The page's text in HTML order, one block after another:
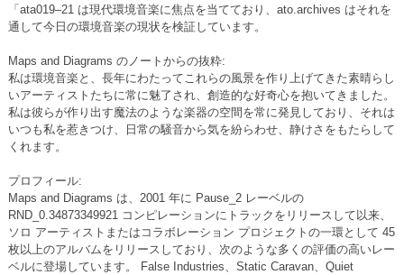
「ata019–21 は現代環境音楽に焦点を当てており、ato.archives はそれを
通して今日の環境音楽の現状を検証しています。
Maps and Diagrams のノートからの抜粋:
私は環境音楽と、長年にわたってこれらの風景を作り上げてきた素晴らし
いアーティストたちに常に魅了され、創造的な好奇心を抱いてきました。
私は彼らが作り出す魔法のような楽器の空間を常に発見しており、それは
いつも私を惹きつけ、日常の騒音から気を紛らわせ、静けさをもたらして
くれます。
プロフィール:
Maps and Diagrams は、2001 年に Pause_2 レーベルの
RND_0.34873349921 コンピレーションにトラックをリリースして以来、
ソロ アーティストまたはコラボレーション プロジェクトの一環として 45
枚以上のアルバムをリリースしており、次のような多くの評価の高いレー
ベルに登場しています。 False Industries、Static Caravan、Quiet